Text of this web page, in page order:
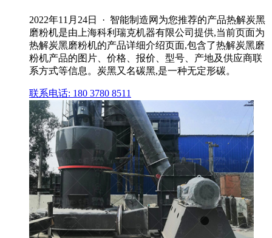
2022年11月24日 · 智能制造网为您推荐的产品热解炭黑
磨粉机是由上海科利瑞克机器有限公司提供,当前页面为
热解炭黑磨粉机的产品详细介绍页面,包含了热解炭黑磨
粉机产品的图片、价格、报价、型号、产地及供应商联
系方式等信息。炭黑又名碳黑,是一种无定形碳。
联系电话: 180 3780 8511